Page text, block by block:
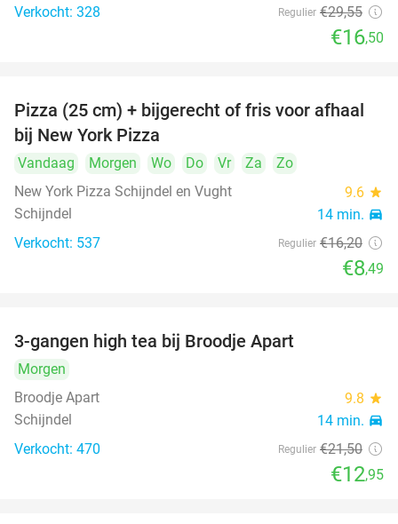
Verkocht: 328 Regulier €29,55
€16,50
48%
Pizza (25 cm) + bijgerecht of fris voor afhaal
bij New York Pizza
Vandaag Morgen Wo Do Vr Za
Zo
New York Pizza Schijndel en Vught
9.6 star
Schijndel 14 min. directions_car
Verkocht: 537 Regulier €16,20
€8,49
3-gangen high tea bij Broodje Apart
Morgen
Broodje Apart
9.8 star
Schijndel 14 min. directions_car
Verkocht: 470 Regulier €21,50
€12,95